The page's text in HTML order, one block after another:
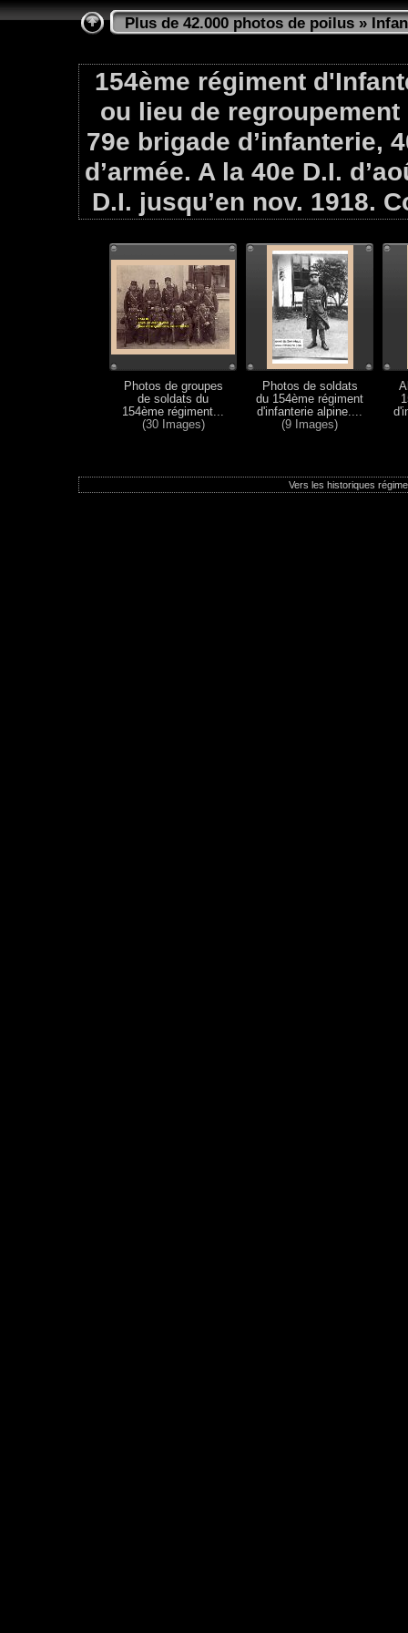
Plus de 42.000 photos de poilus»
154ème régiment
ou lieu de
79e brigade d’infanterie,
d’armée. A la 40e D.I.
D.I. jusqu’en nov. 1918.
Photos de groupes
de soldats du
154ème régiment...
(30 Images)
Photos de soldats
du 154ème régiment
d'infanterie alpine....
(9 Images)
Vers les historiques